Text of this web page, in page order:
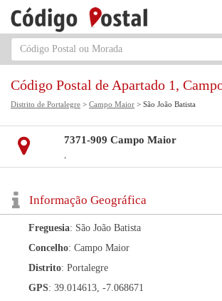
Código Postal de Apartado 1,
Distrito de Portalegre > Campo Maior > São João Batista
7371-909 Campo Maior
,
Informação Geográfica
Freguesia: São João Batista
Concelho: Campo Maior
Distrito: Portalegre
GPS: 39.014613, -7.068671